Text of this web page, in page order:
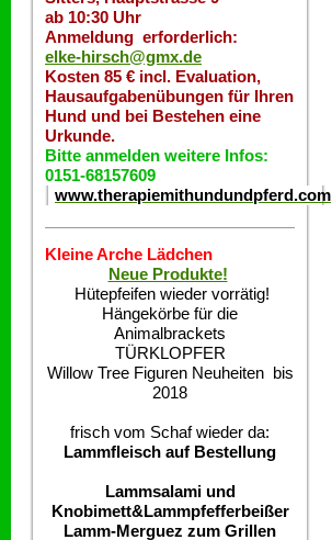
ab 10:30 Uhr
Anmeldung erforderlich:
elke-hirsch@gmx.de
Kosten 85 € incl. Evaluation,
Hausaufgabenübungen für Ihren
Hund und bei Bestehen eine
Urkunde.
Bitte anmelden weitere Infos:
0151-68157609
www.therapiemithundundpferd.com
Kleine Arche Lädchen
Neue Produkte!
Hütepfeifen wieder vorrätig!
Hängekörbe für die
Animalbrackets
TÜRKLOPFER
Willow Tree Figuren Neuheiten bis
2018
frisch vom Schaf wieder da:
Lammfleisch auf Bestellung
Lammsalami und
Knobimett&Lammpfefferbeißer
Lamm-Merguez zum Grillen